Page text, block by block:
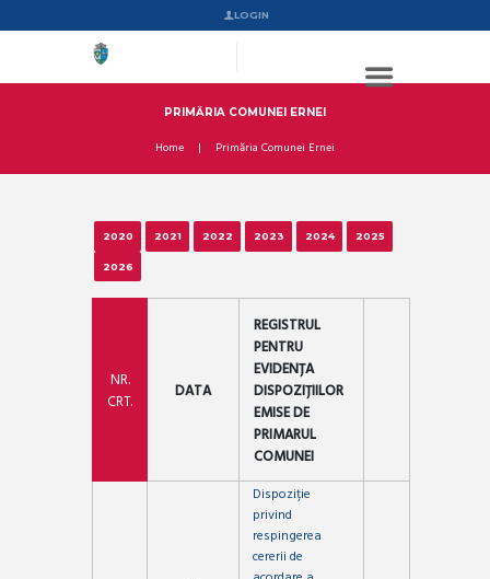
LOGIN
PRIMĂRIA COMUNEI ERNEI
Home Primăria Comunei Ernei
2020 2021 2022 2023 2024 2025
2026
NR.
CRT.
DATA
REGISTRUL
PENTRU
EVIDENȚA
DISPOZIȚIILOR
EMISE DE
PRIMARUL
COMUNEI
Dispoziție
privind
respingerea
cererii de